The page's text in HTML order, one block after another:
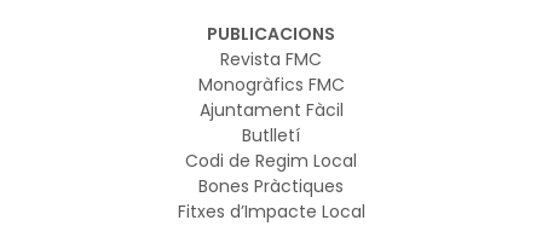
PUBLICACIONS
Revista FMC
Monogràfics FMC
Ajuntament Fàcil
Butlletí
Codi de Regim Local
Bones Pràctiques
Fitxes d’Impacte Local